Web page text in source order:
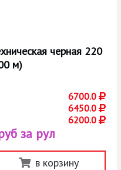
черная 220
м)
6700.0
6450.0
6200.0
за рул
в корзину